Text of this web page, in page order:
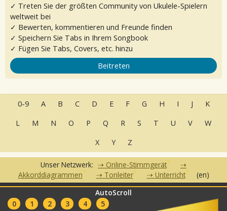
AutoScroll
0
1 2 3 4 5
✓ Treten Sie der größten Community von Ukulele-Spielern
weltweit bei
✓ Bewerten, kommentieren und Freunde finden
✓ Speichern Sie Tabs in Ihrem Songbook
✓ Fügen Sie Tabs, Covers, etc. hinzu
Beitreten
0-9 A B C D E F G H I J
K
L
M N O P Q R S T U V
W
X
Y Z
Unser Netzwerk:
Online-Stimmgerät
Akkorddiagrammen
Tonleiter Unterricht (en)
Nutzungsbedingungen
Partner•Clubs